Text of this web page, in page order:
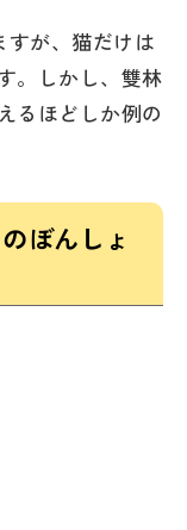
すが、猫だけは
。しかし、雙林
るほどしか例の
ぼんしょ